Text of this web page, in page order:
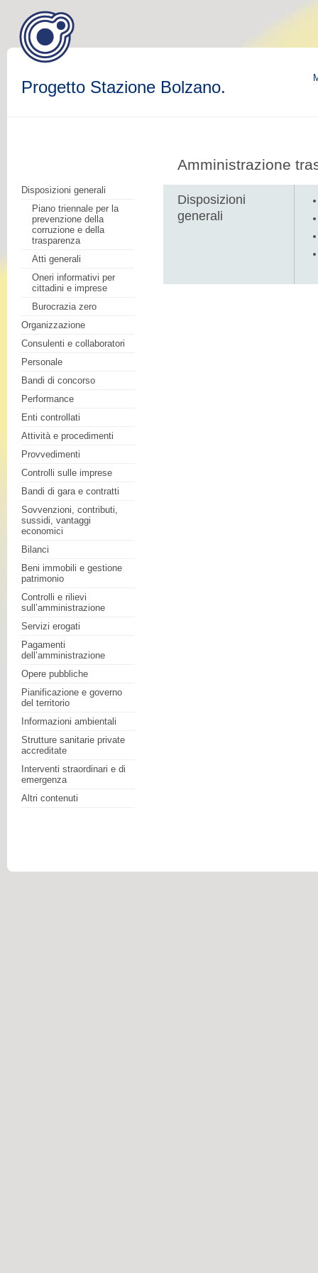
Progetto Stazione Bolzano.
Disposizioni generali
Piano triennale per la
prevenzione della
corruzione e della
trasparenza
Atti generali
Oneri informativi per
cittadini e imprese
Burocrazia zero
Organizzazione
Consulenti e collaboratori
Personale
Bandi di concorso
Performance
Enti controllati
Attività e procedimenti
Provvedimenti
Controlli sulle imprese
Bandi di gara e contratti
Sovvenzioni, contributi,
sussidi, vantaggi
economici
Bilanci
Beni immobili e gestione
patrimonio
Controlli e rilievi
sull’amministrazione
Servizi erogati
Pagamenti
dell’amministrazione
Opere pubbliche
Pianificazione e governo
del territorio
Informazioni ambientali
Strutture sanitarie private
accreditate
Interventi straordinari e di
emergenza
Altri contenuti
Amministrazione
Disposizioni
generali